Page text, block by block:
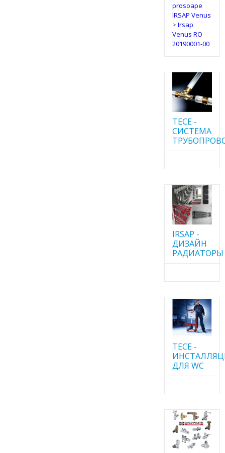
prosoape
IRSAP Venus
> Irsap
Venus RO
20190001-00
TECE -
CИСТЕМА
IRSAP -
ДИЗАЙН
РАДИАТОРЫ
TECE -
ДЛЯ WC